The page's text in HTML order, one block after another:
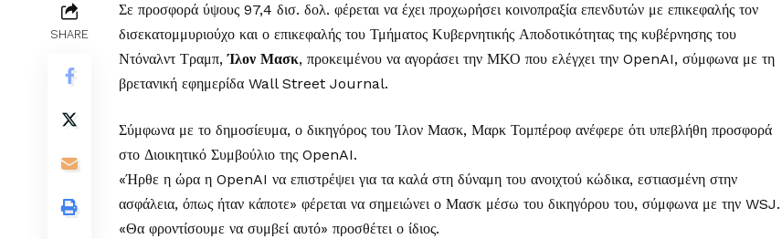
SHARE
Σε προσφορά ύψους 97,4 δισ. δολ. φέρεται να έχει προχωρήσει κοινοπραξία επενδυτών με επικεφαλής τον
δισεκατομμυριούχο και ο επικεφαλής του Τμήματος Κυβερνητικής Αποδοτικότητας της κυβέρνησης του
Ντόναλντ Τραμπ,Ίλον Μασκ, προκειμένου να αγοράσει την ΜΚΟ που ελέγχει την OpenAI, σύμφωνα με τη
βρετανική εφημερίδα Wall Street Journal.
Σύμφωνα με το δημοσίευμα, ο δικηγόρος του Ίλον Μασκ, Μαρκ Τομπέροφ ανέφερε ότι υπεβλήθη προσφορά
στο Διοικητικό Συμβούλιο της OpenAI.
«Ήρθε η ώρα η OpenAI να επιστρέψει για τα καλά στη δύναμη του ανοιχτού κώδικα, εστιασμένη στην
ασφάλεια, όπως ήταν κάποτε» φέρεται να σημειώνει ο Μασκ μέσω του δικηγόρου του, σύμφωνα με την WSJ.
«Θα φροντίσουμε να συμβεί αυτό» προσθέτει ο ίδιος.